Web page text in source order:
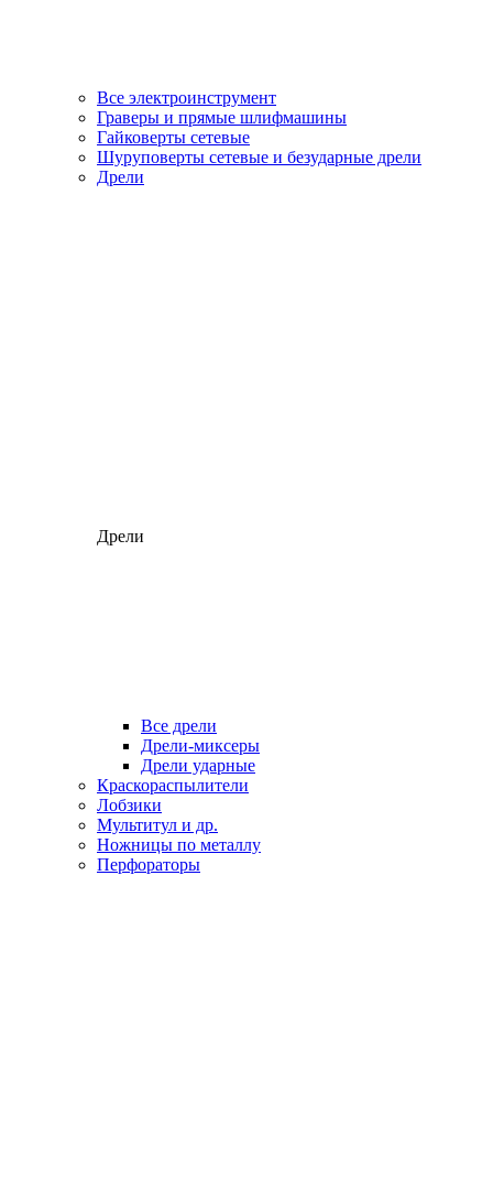
Все электроинструмент
Граверы и прямые шлифмашины
Гайковерты сетевые
Шуруповерты сетевые и безударные дрели
Дрели
Дрели
Все дрели
Дрели-миксеры
Дрели ударные
Краскораспылители
Лобзики
Мультитул и др.
Ножницы по металлу
Перфораторы